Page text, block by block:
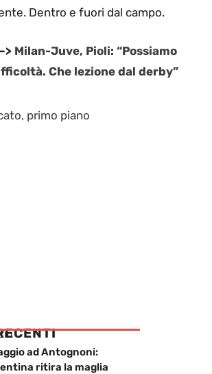
Dentro e fuori dal campo.
Milan-Juve, Pioli: “Possiamo
Che lezione dal derby”
, primo piano
ad Antognoni:
ritira la maglia